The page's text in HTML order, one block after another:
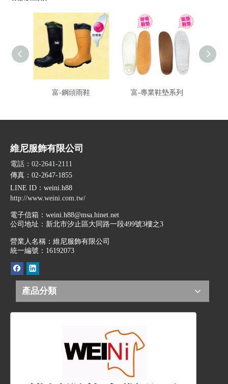
富-鋼頭雨鞋 富-專業鞋墊系列
維尼服飾有限公司
電話：02-2641-2111
傳真：02-2647-1855
LINE ID ：weini.h88
http://www.weini.com.tw/
電子信箱： weini.h88@msa.hinet.net
公司地址： 新北市汐止區大同路一段499號3樓之3
營業人名稱：維尼服飾有限公司
統一編號：16192073
產品分類